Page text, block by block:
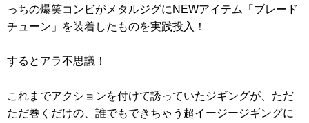
っちの爆笑コンビがメタルジグにNEWアイテム「ブレード
チューン」を装着したものを実践投入！
するとアラ不思議！
これまでアクションを付けて誘っていたジギングが、ただ
ただ巻くだけの、誰でもできちゃう超イージージギングに